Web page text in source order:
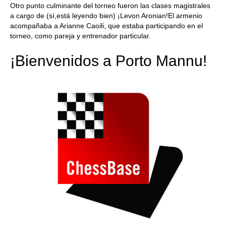
Otro punto culminante del torneo fueron las clases magistrales
a cargo de (sí,está leyendo bien) ¡Levon Aronian!El armenio
acompañaba a Arianne Caoili, que estaba participando en el
torneo, como pareja y entrenador particular.
¡Bienvenidos a Porto Mannu!